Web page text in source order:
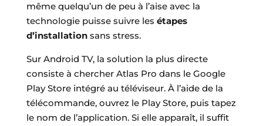
même quelqu’un de peu à l’aise avec la
technologie puisse suivre les étapes
d’installationsans stress.
Sur Android TV, la solution la plus directe
consiste à chercher Atlas Pro dans le Google
Play Store intégré au téléviseur. À l’aide de la
télécommande, ouvrez le Play Store, puis tapez
le nom de l’application. Si elle apparaît, il suffit